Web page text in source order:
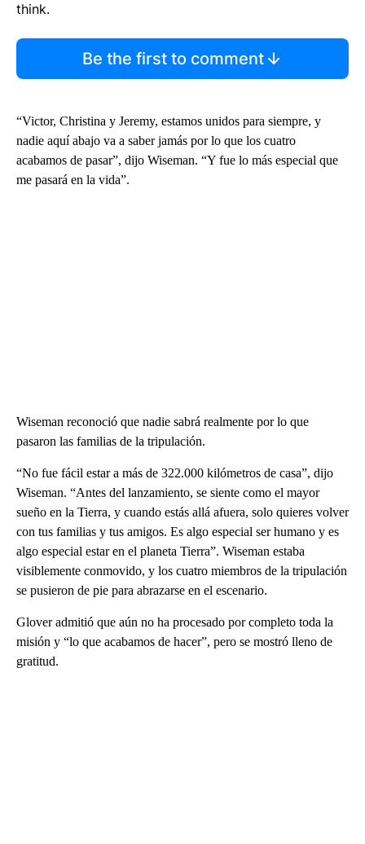
think.
Be the first to comment
“Victor, Christina y Jeremy, estamos unidos para siempre, y
nadie aquí abajo va a saber jamás por lo que los cuatro
acabamos de pasar”, dijo Wiseman. “Y fue lo más especial que
me pasará en la vida”.
Wiseman reconoció que nadie sabrá realmente por lo que
pasaron las familias de la tripulación.
“No fue fácil estar a más de 322.000 kilómetros de casa”, dijo
Wiseman. “Antes del lanzamiento, se siente como el mayor
sueño en la Tierra, y cuando estás allá afuera, solo quieres volver
con tus familias y tus amigos. Es algo especial ser humano y es
algo especial estar en el planeta Tierra”. Wiseman estaba
visiblemente conmovido, y los cuatro miembros de la tripulación
se pusieron de pie para abrazarse en el escenario.
Glover admitió que aún no ha procesado por completo toda la
misión y “lo que acabamos de hacer”, pero se mostró lleno de
gratitud.